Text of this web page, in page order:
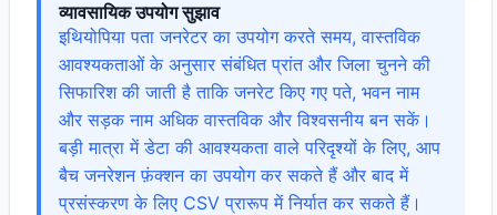
व्यावसायिक उपयोग सुझाव
इथियोपिया पता जनरेटर का उपयोग करते समय, वास्तविक
आवश्यकताओं के अनुसार संबंधित प्रांत और जिला चुनने की
सिफारिश की जाती है ताकि जनरेट किए गए पते, भवन नाम
और सड़क नाम अधिक वास्तविक और विश्वसनीय बन सकें।
बड़ी मात्रा में डेटा की आवश्यकता वाले परिदृश्यों के लिए, आप
बैच जनरेशन फ़ंक्शन का उपयोग कर सकते हैं और बाद में
प्रसंस्करण के लिए CSV प्रारूप में निर्यात कर सकते हैं।